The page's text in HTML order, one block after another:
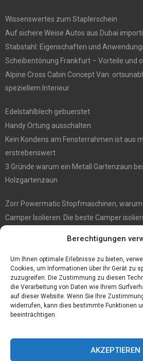
Berechtigungen
Um Ihnen optimale Erlebnisse zu bieten,
Cookies, um Informationen über Ihr Gerät zu
zuzugreifen. Die Zustimmung zu diesen
die Verarbeitung von Daten wie Ihrem
auf dieser Website. Wenn Sie Ihre
widerrufen, kann dies bestimmte Funktionen
beeinträchtigen.
AKZEPTIEREN
Wissenswertes zum Staplerschein
Auf sichere Weise Autos aus Dubai
Stabstahl: Eigenschaften und
Scheibentönung Frankfurt – Vorteile und
Alpine Cross Cabin Concept Van:
speziellem Interieur
Edelstahlblech gebuerstet
Handy Ortung ausschalten
Kein Kondens am Fensterrahmen ist aus
erstrebenswert
3 Gründe warum ein Metall Gartenzaun
Holzgartenzaun
Zorr Powermatic Stopfmaschinen, warum
Camper Isolieren: Die beste Camper
Immobilienmakler Gökay Gündüz
Masterarbeit auf Englisch: Anleitung zum